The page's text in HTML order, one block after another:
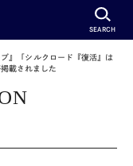
SEARCH
』「シルクロード『復活』は
載されました